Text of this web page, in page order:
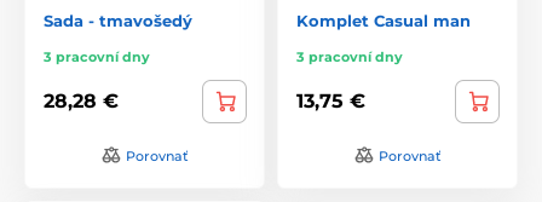
Sada - tmavošedý
3 pracovní dny
28,28 €
Porovnať
Komplet Casual man
3 pracovní dny
13,75 €
Porovnať